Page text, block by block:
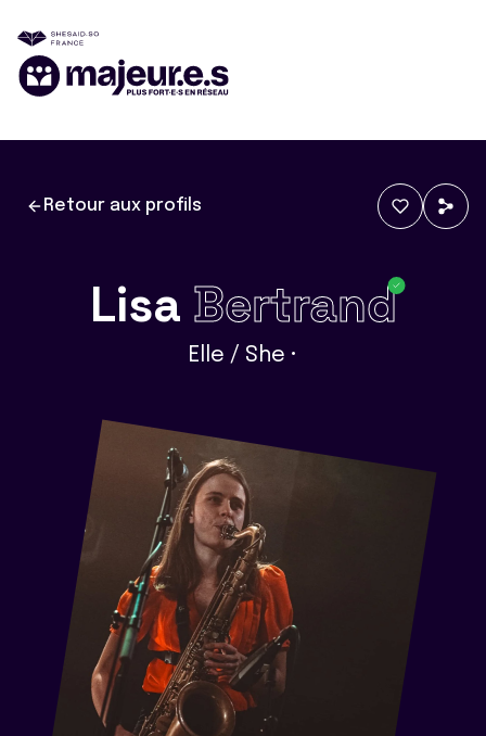
Retour aux profils
Lisa Bertrand
Elle / She •